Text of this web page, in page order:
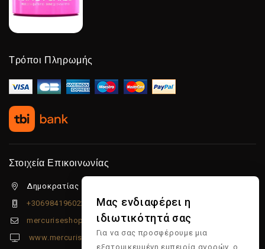
Τρόποι Πληρωμής
Στοιχεία Επικοινωνίας
Δημοκρατίας 5β Λιμένας Χερσονήσου, 70014
+306984196022
mercuriseshop@gmail.com
www.mercuriseshop.gr
Μας ενδιαφέρει η
ιδιωτικότητά σας
Για να σας προσφέρουμε μια
εξατομικευμένη εμπειρία αγορών, ο